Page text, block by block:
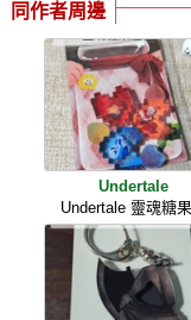
同作者周邊
Undertale
Undertale 靈魂糖